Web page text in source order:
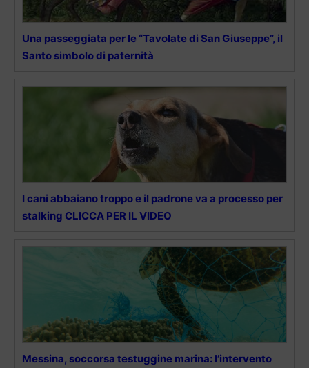
Una passeggiata per le “Tavolate di San Giuseppe”, il
Santo simbolo di paternità
I cani abbaiano troppo e il padrone va a processo per
stalking CLICCA PER IL VIDEO
Messina, soccorsa testuggine marina: l’intervento